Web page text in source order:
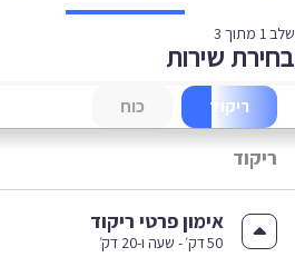
1מתוך 3
שירות
ריקוד
אימון פרטי ריקוד
50 דק׳ - שעה ו-20 דק׳